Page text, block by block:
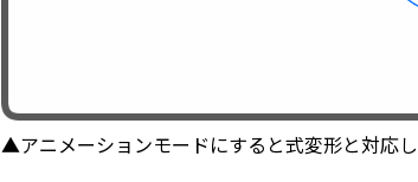
▲アニメーションモードにすると式変形と対応